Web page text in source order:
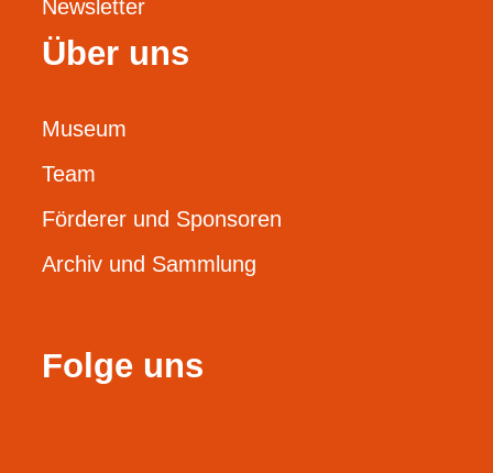
Newsletter
Über uns
Museum
Team
Förderer und Sponsoren
Archiv und Sammlung
Folge uns